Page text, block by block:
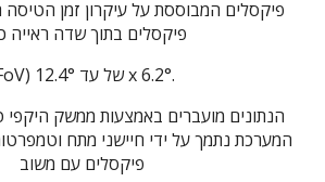
פיקסלים בתוך שדה ראייה
(FoV) של עד 12.4° x 6.2°.
הנתונים מועברים באמצעות ממשק היקפי
פיקסלים עם משוב